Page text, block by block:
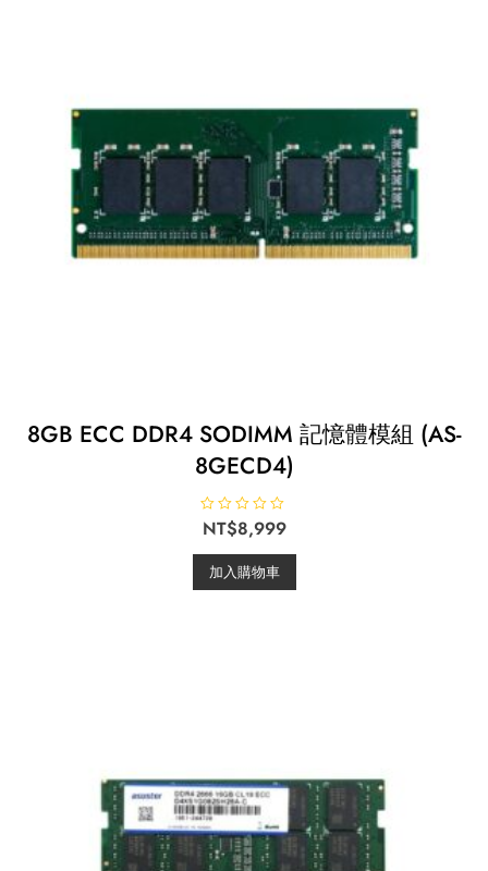
8GB ECC DDR4 SODIMM 記憶體模組 (AS-
8GECD4)
評
分
分
5
NT$8,999
加入購物車